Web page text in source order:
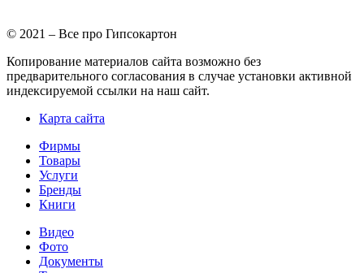
© 2021 – Все про Гипсокартон
Копирование материалов сайта возможно без
предварительного согласования в случае установки активной
индексируемой ссылки на наш сайт.
Карта сайта
Фирмы
Товары
Услуги
Бренды
Книги
Видео
Фото
Документы